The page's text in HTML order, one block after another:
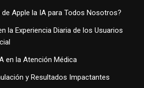
de Apple la IA para Todos Nosotros?
la Experiencia Diaria de los Usuarios
en la Atención Médica
y Resultados Impactantes